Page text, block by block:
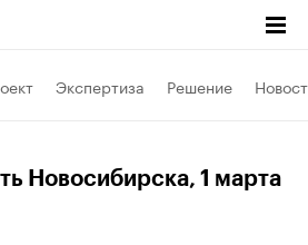
Экспертиза Решение
Новосибирска, 1 марта